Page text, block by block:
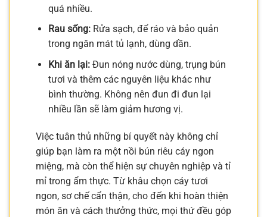
quá nhiều.
Rau sống:Rửa sạch, để ráo và bảo quản
trong ngăn mát tủ lạnh, dùng dần.
Khi ăn lại:Đun nóng nước dùng, trụng bún
tươi và thêm các nguyên liệu khác như
bình thường. Không nên đun đi đun lại
nhiều lần sẽ làm giảm hương vị.
Việc tuân thủ những bí quyết này không chỉ
giúp bạn làm ra một nồi bún riêu cáy ngon
miệng, mà còn thể hiện sự chuyên nghiệp và tỉ
mỉ trong ẩm thực. Từ khâu chọn cáy tươi
ngon, sơ chế cẩn thận, cho đến khi hoàn thiện
món ăn và cách thưởng thức, mọi thứ đều góp